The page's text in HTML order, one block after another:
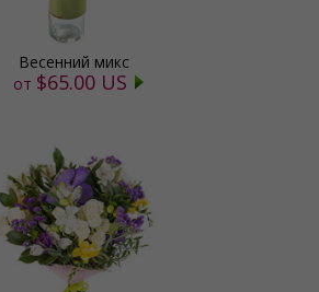
Весенний микс
от $65.00 US